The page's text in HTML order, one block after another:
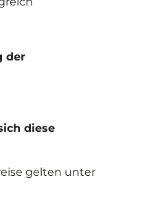
der
diese
gelten unter